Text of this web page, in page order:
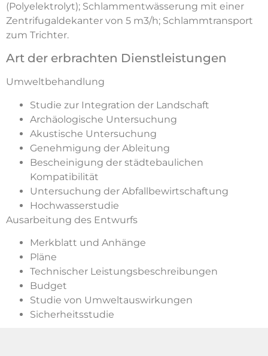
(Polyelektrolyt); Schlammentwässerung mit einer
Zentrifugaldekanter von 5 m3/h; Schlammtransport
zum Trichter.
Art der erbrachten Dienstleistungen
Umweltbehandlung
Studie zur Integration der Landschaft
Archäologische Untersuchung
Akustische Untersuchung
Genehmigung der Ableitung
Bescheinigung der städtebaulichen
Kompatibilität
Untersuchung der Abfallbewirtschaftung
Hochwasserstudie
Ausarbeitung des Entwurfs
Merkblatt und Anhänge
Pläne
Technischer Leistungsbeschreibungen
Budget
Studie von Umweltauswirkungen
Sicherheitsstudie